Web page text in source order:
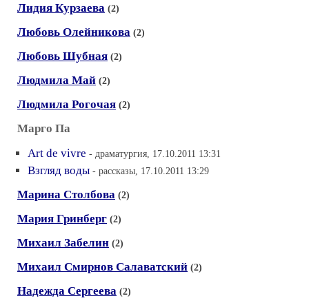
Лидия Курзаева (2)
Любовь Олейникова (2)
Любовь Шубная (2)
Людмила Май (2)
Людмила Рогочая (2)
Марго Па
Art de vivre - драматургия, 17.10.2011 13:31
Взгляд воды - рассказы, 17.10.2011 13:29
Марина Столбова (2)
Мария Гринберг (2)
Михаил Забелин (2)
Михаил Смирнов Салаватский (2)
Надежда Сергеева (2)